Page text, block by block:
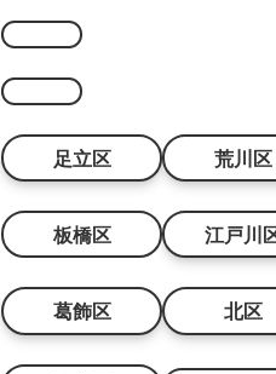
足立区 荒川区
板橋区 江戸川
葛飾区 北区